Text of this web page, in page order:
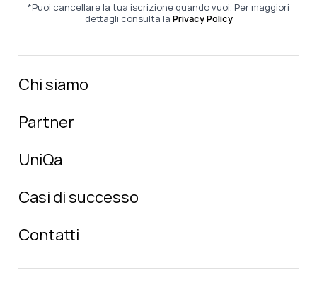
*Puoi cancellare la tua iscrizione quando vuoi. Per maggiori
dettagli consulta la Privacy Policy
Chi siamo
Partner
UniQa
Casi di successo
Contatti